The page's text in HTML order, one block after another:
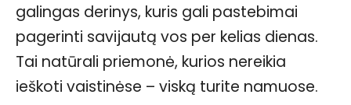
galingas derinys, kuris gali pastebimai
pagerinti savijautą vos per kelias dienas.
Tai natūrali priemonė, kurios nereikia
ieškoti vaistinėse – viską turite namuose.